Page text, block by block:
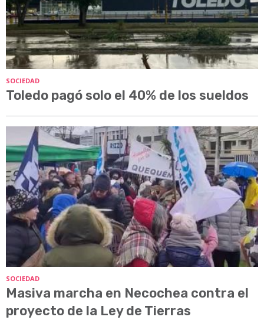
SOCIEDAD
Toledo pagó solo el 40% de los sueldos
SOCIEDAD
Masiva marcha en Necochea contra el
proyecto de la Ley de Tierras